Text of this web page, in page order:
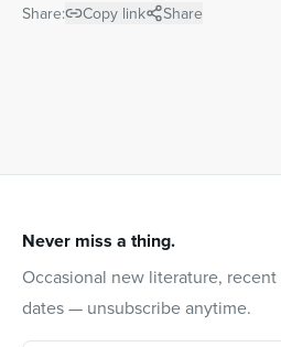
Share: Copy link Share
Never miss a thing.
Occasional new literature,
dates — unsubscribe anytime.